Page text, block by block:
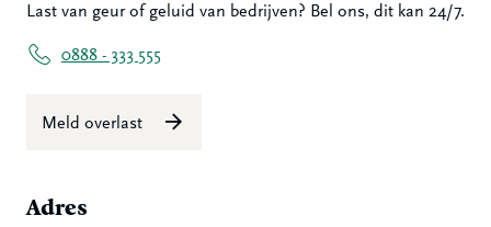
Last van geur of geluid van bedrijven? Bel ons, dit kan 24/7.
0888 - 333 555
Meld overlast
Adres